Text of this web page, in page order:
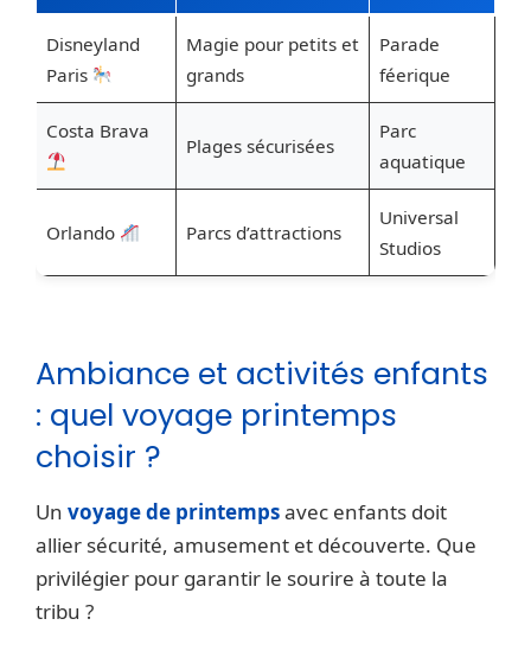
Disneyland
Paris
Magie pour petits et
grands
Parade
féerique
Costa Brava
Plages sécurisées
Parc
aquatique
Orlando Parcs d’attractions
Universal
Studios
Ambiance et activités enfants
: quel voyage printemps
choisir ?
Un voyage de printempsavec enfants doit
allier sécurité, amusement et découverte. Que
privilégier pour garantir le sourire à toute la
tribu ?